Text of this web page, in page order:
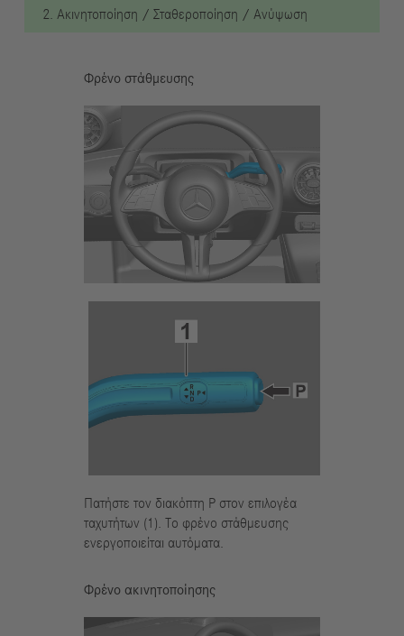
2. Ακινητοποίηση / Σταθεροποίηση / Ανύψωση
Φρένο στάθμευσης
Πατήστε τον διακόπτη P στον επιλογέα
ταχυτήτων (1). Το φρένο στάθμευσης
ενεργοποιείται αυτόματα.
Φρένο ακινητοποίησης